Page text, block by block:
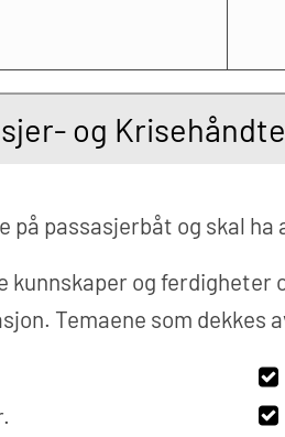
og
på passasjerbåt og skal
kunnskaper og
Temaene som dekkes